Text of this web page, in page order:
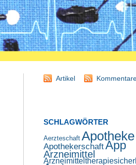
Artikel
SCHLAGWÖRTER
Aerzteschaft Apotheke
ApothekerschaftApp
Arzneimittel